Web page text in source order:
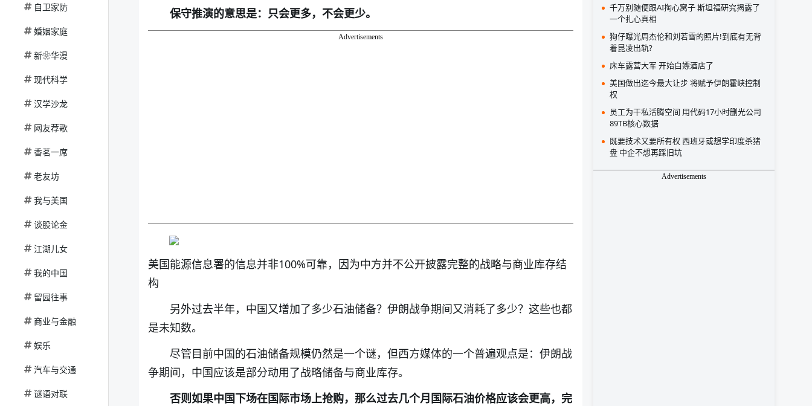
自卫家防
婚姻家庭
新❀华漫
现代科学
汉学沙龙
网友荐歌
香茗一席
老友坊
我与美国
谈股论金
江湖儿女
我的中国
留园往事
商业与金融
娱乐
汽车与交通
谜语对联
保守推演的意思是：只会更多，不会更少。
Advertisements
美国能源信息署的信息并非100%可靠，因为中方并不公开披露完整的战略与商业库存结
构
另外过去半年，中国又增加了多少石油储备？伊朗战争期间又消耗了多少？这些也都
是未知数。
尽管目前中国的石油储备规模仍然是一个谜，但西方媒体的一个普遍观点是：伊朗战
争期间，中国应该是部分动用了战略储备与商业库存。
否则如果中国下场在国际市场上抢购，那么过去几个月国际石油价格应该会更高，完
千万别随便跟AI掏心窝子 斯坦福研究揭露了
一个扎心真相
狗仔曝光周杰伦和刘若雪的照片!到底有无背
着昆凌出轨?
床车露营大军 开始白嫖酒店了
美国做出迄今最大让步 将赋予伊朗霍峡控制
权
员工为干私活腾空间 用代码17小时删光公司
89TB核心数据
既要技术又要所有权 西班牙或想学印度杀猪
盘 中企不想再踩旧坑
Advertisements